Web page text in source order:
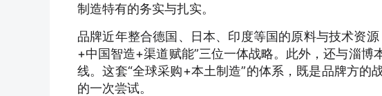
制造特有的务实与扎实。
品牌近年整合德国、日本、印度等国的原料与技术资
+中国智造+渠道赋能”三位一体战略。此外，还与淄
线。这套“全球采购+本土制造”的体系，既是品牌方
的一次尝试。